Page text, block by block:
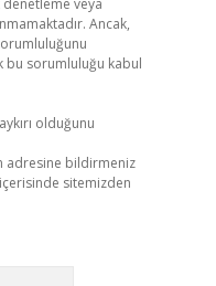
veya
Ancak,
bu sorumluluğu kabul
olduğunu
adresine bildirmeniz
sitemizden